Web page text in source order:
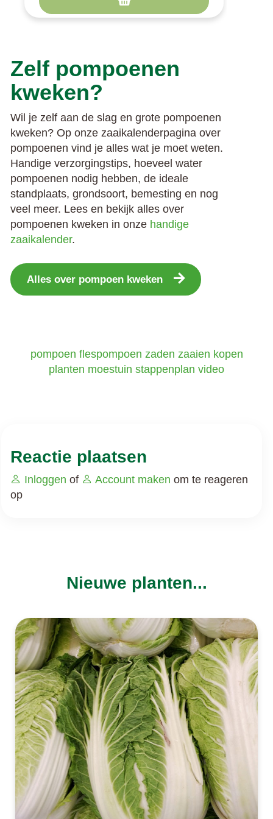
Zelf pompoenen
kweken?
Wil je zelf aan de slag en grote pompoenen
kweken? Op onze zaaikalenderpagina over
pompoenen vind je alles wat je moet weten.
Handige verzorgingstips, hoeveel water
pompoenen nodig hebben, de ideale
standplaats, grondsoort, bemesting en nog
veel meer. Lees en bekijk alles over
pompoenen kweken in onze handige
zaaikalender.
Alles over pompoen kweken
pompoen flespompoen zaden zaaien kopen
planten moestuin stappenplan video
Reactie plaatsen
Inloggen of Account maken om te reageren
op
Nieuwe planten...